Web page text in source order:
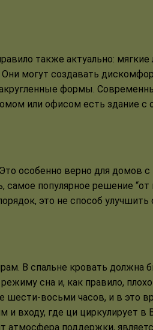
также актуально: мягкие
могут создавать
формы.
или офисом есть здание с
особенно верно для домов с
популярное решение “от
это не способ улучшить
В спальне кровать должна
сна и, как правило,
шести-восьми часов, и в это
и входу, где ци циркулирует
поддержки,